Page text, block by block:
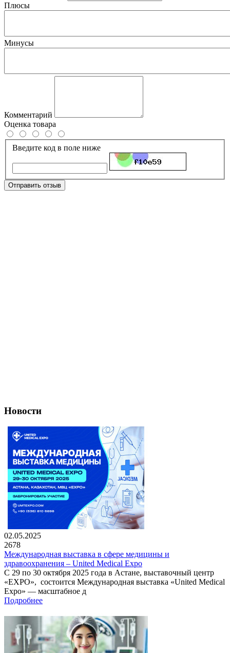
Плюсы
Минусы
Комментарий
Оценка товара
Введите код в поле ниже
Отправить отзыв
Новости
02.05.2025
2678
Международная выставка в сфере медицины и
здравоохранения – United Medical Expo
С 29 по 30 октября 2025 года в Астане, выставочный центр
«EXPO», состоится Международная выставка «United Medical
Expo» — масштабное д
Подробнее